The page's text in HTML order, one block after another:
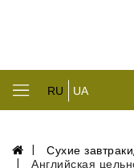
RU UA
Сухие
Английская